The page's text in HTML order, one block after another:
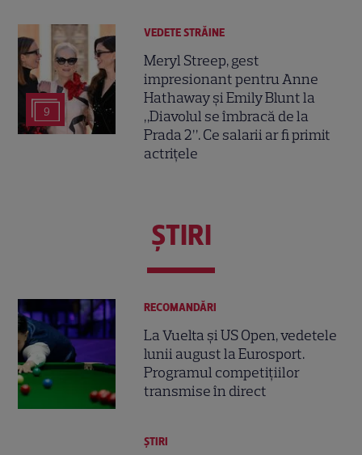
9
VEDETE STRĂINE
Meryl Streep, gest
impresionant pentru Anne
Hathaway și Emily Blunt la
„Diavolul se îmbracă de la
Prada 2”. Ce salarii ar fi primit
actrițele
ŞTIRI
RECOMANDĂRI
La Vuelta și US Open, vedetele
lunii august la Eurosport.
Programul competițiilor
transmise în direct
ȘTIRI